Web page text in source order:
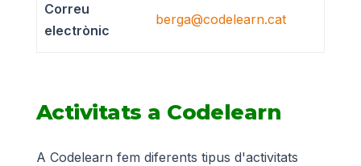
Correu
electrònic
berga@codelearn.cat
Activitats a Codelearn
A Codelearn fem diferents tipus d'activitats